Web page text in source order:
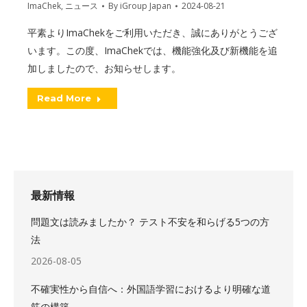
ImaChek, ニュース By iGroup Japan 2024-08-21
平素よりImaChekをご利用いただき、誠にありがとうござ
います。この度、ImaChekでは、機能強化及び新機能を追
加しましたので、お知らせします。
Read More
最新情報
問題文は読みましたか？ テスト不安を和らげる5つの方
法
2026-08-05
不確実性から自信へ：外国語学習におけるより明確な道